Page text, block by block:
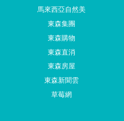
馬來西亞自然美
東森集團
東森購物
東森直消
東森房屋
東森新聞雲
草莓網